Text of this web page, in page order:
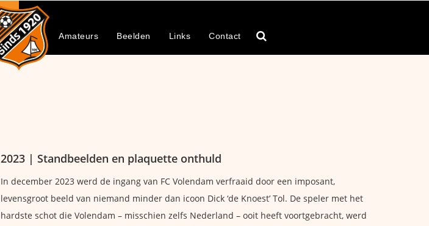
Amateurs Beelden Links Contact
2023 | Standbeelden en plaquette onthuld
In december 2023 werd de ingang van FC Volendam verfraaid door een imposant,
levensgroot beeld van niemand minder dan icoon Dick ‘de Knoest’ Tol. De speler met het
hardste schot die Volendam – misschien zelfs Nederland – ooit heeft voortgebracht, werd